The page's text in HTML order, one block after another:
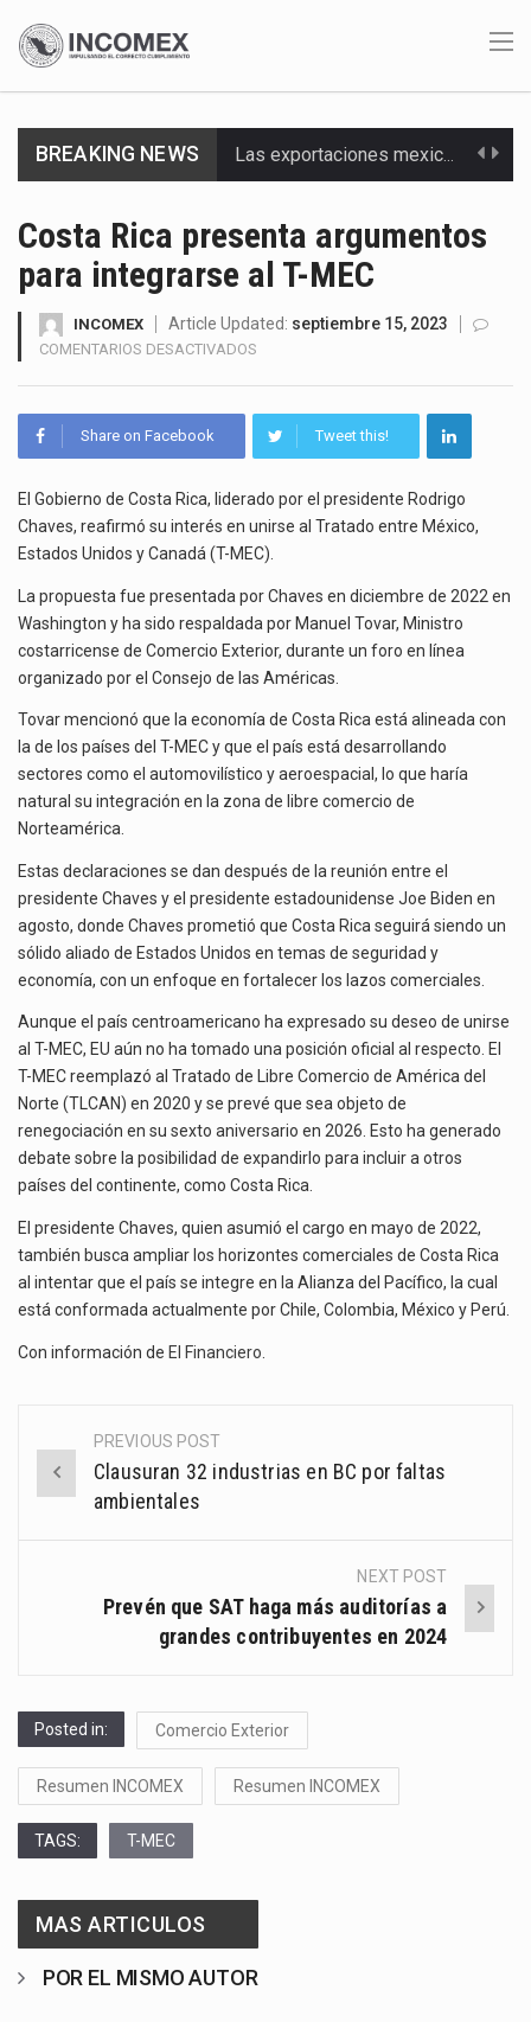
BREAKING NEWS En el primer semestre de 2026, el Servicio de Administración Tributaria (SAT) cobró un total…
Ante la suspensión temporal de las inspecciones sanitarias del Departamento de Agricultura de Estados Unidos…
El Departamento de Agricultura de Estados Unidos (USDA) suspendió el 5 de agosto de 2026…
Costa Rica presenta argumentos
para integrarse al T-MEC
INCOMEX Article Updated: septiembre 15, 2023
COMENTARIOS DESACTIVADOS
PRESENTA
ARGUMENTOS
INTEGRARSE
AL
T-
Share on Facebook Tweet this!
El Gobierno de Costa Rica, liderado por el presidente Rodrigo
Chaves, reafirmó su interés en unirse al Tratado entre México,
Estados Unidos y Canadá (T-MEC).
La propuesta fue presentada por Chaves en diciembre de 2022 en
Washington y ha sido respaldada por Manuel Tovar, Ministro
costarricense de Comercio Exterior, durante un foro en línea
organizado por el Consejo de las Américas.
Tovar mencionó que la economía de Costa Rica está alineada con
la de los países del T-MEC y que el país está desarrollando
sectores como el automovilístico y aeroespacial, lo que haría
natural su integración en la zona de libre comercio de
Norteamérica.
Estas declaraciones se dan después de la reunión entre el
presidente Chaves y el presidente estadounidense Joe Biden en
agosto, donde Chaves prometió que Costa Rica seguirá siendo un
sólido aliado de Estados Unidos en temas de seguridad y
economía, con un enfoque en fortalecer los lazos comerciales.
Aunque el país centroamericano ha expresado su deseo de unirse
al T-MEC, EU aún no ha tomado una posición oficial al respecto. El
T-MEC reemplazó al Tratado de Libre Comercio de América del
Norte (TLCAN) en 2020 y se prevé que sea objeto de
renegociación en su sexto aniversario en 2026. Esto ha generado
debate sobre la posibilidad de expandirlo para incluir a otros
países del continente, como Costa Rica.
El presidente Chaves, quien asumió el cargo en mayo de 2022,
también busca ampliar los horizontes comerciales de Costa Rica
al intentar que el país se integre en la Alianza del Pacífico, la cual
está conformada actualmente por Chile, Colombia, México y Perú.
Con información de El Financiero
Post
navigation
PREVIOUS POST
Clausuran 32 industrias en BC por faltas
ambientales
NEXT POST
Prevén que SAT haga más auditorías a
grandes contribuyentes en 2024
Posted in: Comercio Exterior
Resumen INCOMEX Resumen INCOMEX
TAGS: T-MEC
MAS ARTICULOS
POR EL MISMO AUTOR